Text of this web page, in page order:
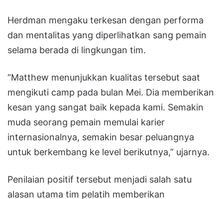
Herdman mengaku terkesan dengan performa
dan mentalitas yang diperlihatkan sang pemain
selama berada di lingkungan tim.
“Matthew menunjukkan kualitas tersebut saat
mengikuti camp pada bulan Mei. Dia memberikan
kesan yang sangat baik kepada kami. Semakin
muda seorang pemain memulai karier
internasionalnya, semakin besar peluangnya
untuk berkembang ke level berikutnya,” ujarnya.
Penilaian positif tersebut menjadi salah satu
alasan utama tim pelatih memberikan